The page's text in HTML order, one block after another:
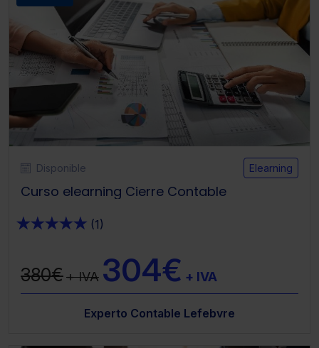
Saber más acerca de las cookies
Disponible Elearning
Curso elearning Cierre Contable
★★★★★ (1)
380€+ IVA 304€ + IVA
Experto Contable Lefebvre